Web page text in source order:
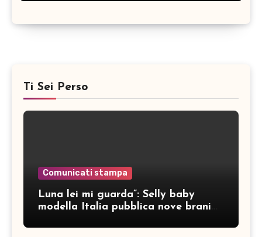
Ti Sei Perso
Comunicati stampa
Luna lei mi guarda”: Selly baby
modella Italia pubblica nove brani